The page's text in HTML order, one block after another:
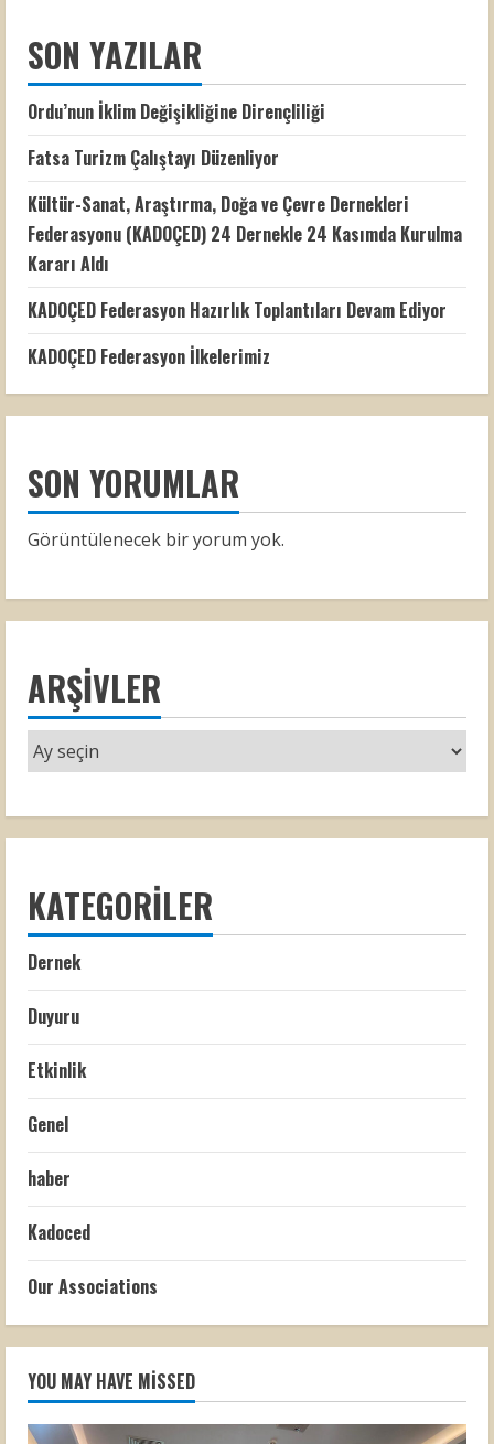
SON YAZILAR
Ordu’nun İklim Değişikliğine Dirençliliği
Fatsa Turizm Çalıştayı Düzenliyor
Kültür-Sanat, Araştırma, Doğa ve Çevre Dernekleri
Federasyonu (KADOÇED) 24 Dernekle 24 Kasımda Kurulma
Kararı Aldı
KADOÇED Federasyon Hazırlık Toplantıları Devam Ediyor
KADOÇED Federasyon İlkelerimiz
SON YORUMLAR
Görüntülenecek bir yorum yok.
ARŞIVLER
KATEGORILER
Dernek
Duyuru
Etkinlik
Genel
haber
Kadoced
Our Associations
YOU MAY HAVE MISSED